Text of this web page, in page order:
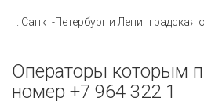
г. Санкт-Петербург и Ленинградская
Операторы которым
номер +7 964 322 1